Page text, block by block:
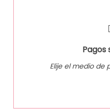
Pagos
Elije el medio de